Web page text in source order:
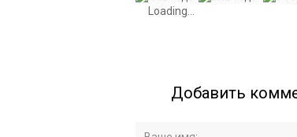
Loading...
Добавить